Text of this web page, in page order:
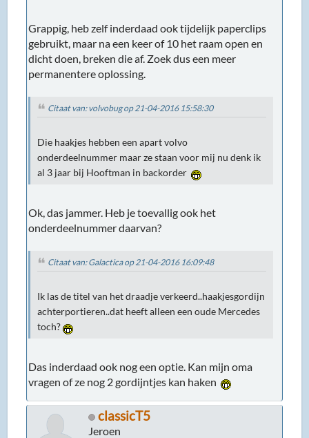
Grappig, heb zelf inderdaad ook tijdelijk paperclips
gebruikt, maar na een keer of 10 het raam open en
dicht doen, breken die af. Zoek dus een meer
permanentere oplossing.
Citaat van: volvobug op 21-04-2016 15:58:30
Die haakjes hebben een apart volvo
onderdeelnummer maar ze staan voor mij nu denk ik
al 3 jaar bij Hooftman in backorder
Ok, das jammer. Heb je toevallig ook het
onderdeelnummer daarvan?
Citaat van: Galactica op 21-04-2016 16:09:48
Ik las de titel van het draadje verkeerd..haakjesgordijn
achterportieren..dat heeft alleen een oude Mercedes
toch?
Das inderdaad ook nog een optie. Kan mijn oma
vragen of ze nog 2 gordijntjes kan haken
classicT5
Jeroen